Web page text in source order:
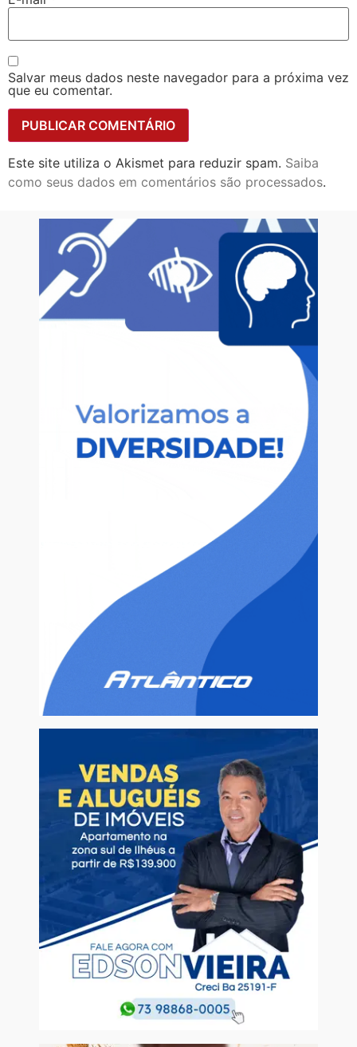
Salvar meus dados neste navegador para a próxima vez
que eu comentar.
Este site utiliza o Akismet para reduzir spam. Saiba
como seus dados em comentários são processados.